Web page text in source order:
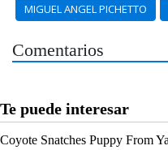
MIGUEL ANGEL PICHETTO
Comentarios